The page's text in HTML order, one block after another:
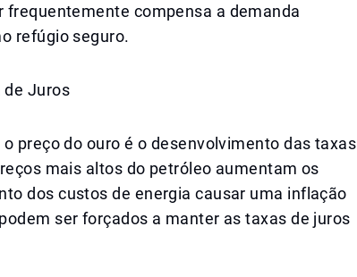
compensa a demanda
refúgio seguro.
de Juros
preço do ouro é o desenvolvimento das taxas
mais altos do petróleo aumentam os
dos custos de energia causar uma inflação
ser forçados a manter as taxas de juros